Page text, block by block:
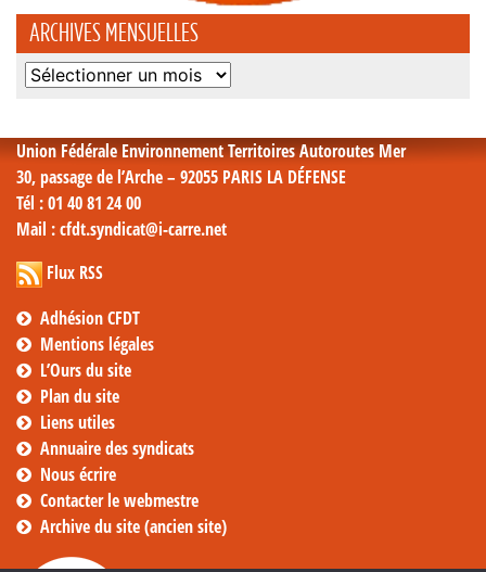
ARCHIVES MENSUELLES
Archives
Union Fédérale Environnement Territoires Autoroutes Mer
30, passage de l’Arche – 92055 PARIS LA DÉFENSE
Tél : 01 40 81 24 00
Mail : cfdt.syndicat@i-carre.net
Flux RSS
Adhésion CFDT
Mentions légales
L’Ours du site
Plan du site
Liens utiles
Annuaire des syndicats
Nous écrire
Contacter le webmestre
Archive du site (ancien site)